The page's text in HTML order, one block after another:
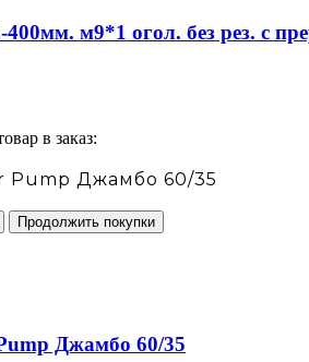
м9*1 огол. без рез. с
в заказ:
Pump Джамбо 60/35
Продолжить покупки
Джамбо 60/35